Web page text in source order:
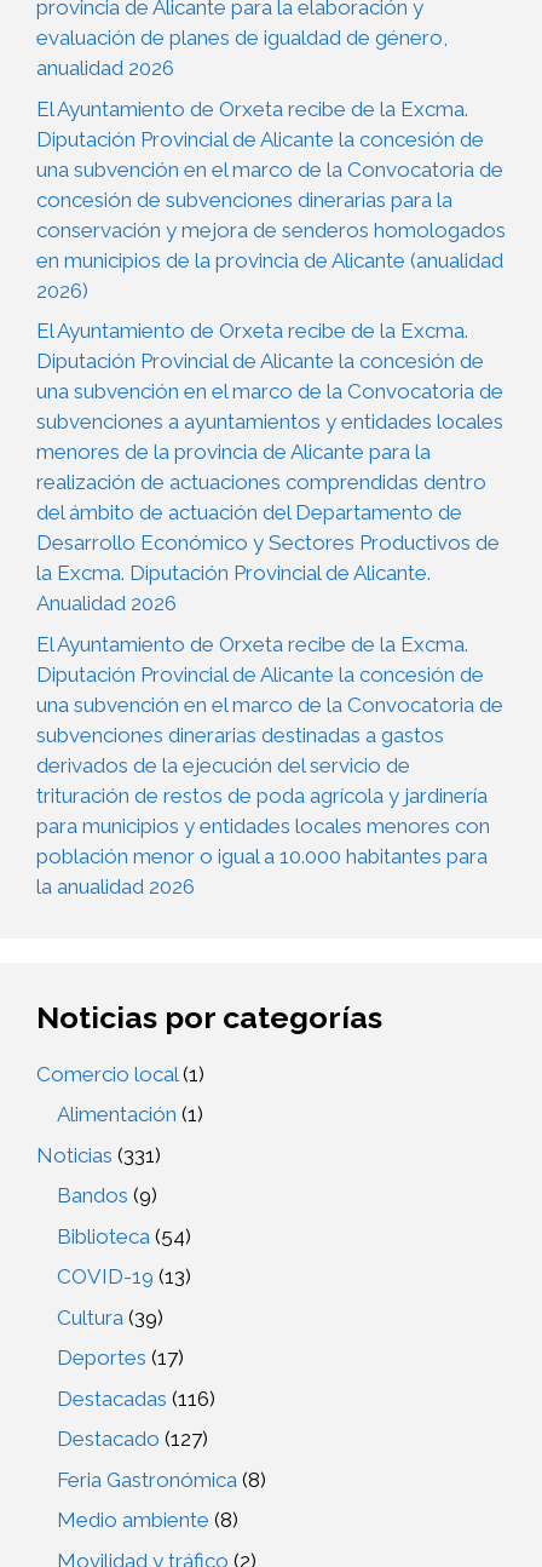
provincia de Alicante para la elaboración y
evaluación de planes de igualdad de género,
anualidad 2026
El Ayuntamiento de Orxeta recibe de la Excma.
Diputación Provincial de Alicante la concesión de
una subvención en el marco de la Convocatoria de
concesión de subvenciones dinerarias para la
conservación y mejora de senderos homologados
en municipios de la provincia de Alicante (anualidad
2026)
El Ayuntamiento de Orxeta recibe de la Excma.
Diputación Provincial de Alicante la concesión de
una subvención en el marco de la Convocatoria de
subvenciones a ayuntamientos y entidades locales
menores de la provincia de Alicante para la
realización de actuaciones comprendidas dentro
del ámbito de actuación del Departamento de
Desarrollo Económico y Sectores Productivos de
la Excma. Diputación Provincial de Alicante.
Anualidad 2026
El Ayuntamiento de Orxeta recibe de la Excma.
Diputación Provincial de Alicante la concesión de
una subvención en el marco de la Convocatoria de
subvenciones dinerarias destinadas a gastos
derivados de la ejecución del servicio de
trituración de restos de poda agrícola y jardinería
para municipios y entidades locales menores con
población menor o igual a 10.000 habitantes para
la anualidad 2026
Noticias por categorías
Comercio local (1)
Alimentación (1)
Noticias (331)
Bandos (9)
Biblioteca (54)
COVID-19 (13)
Cultura (39)
Deportes (17)
Destacadas (116)
Destacado (127)
Feria Gastronómica (8)
Medio ambiente (8)
Movilidad y tráfico (2)